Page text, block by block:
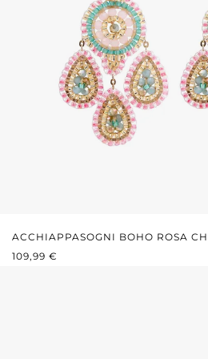
ACCHIAPPASOGNI BOHO ROSA
PREZZO NORMALE:
109,99 €